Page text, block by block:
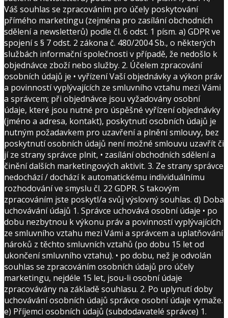
Váš souhlas se zpracováním pro účely poskytování
přímého marketingu (zejména pro zasílání obchodních
sdělení a newsletterů) podle čl. 6 odst. 1 písm. a) GDPR ve
spojení s § 7 odst. 2 zákona č. 480/2004 Sb., o některých
službách informační společnosti v případě, že nedošlo k
objednávce zboží nebo služby. 2. Účelem zpracování
osobních údajů je • vyřízení Vaší objednávky a výkon práv
a povinností vyplývajících ze smluvního vztahu mezi Vámi
a správcem; při objednávce jsou vyžadovány osobní
údaje, které jsou nutné pro úspěšné vyřízení objednávky
(jméno a adresa, kontakt), poskytnutí osobních údajů je
nutným požadavkem pro uzavření a plnění smlouvy, bez
poskytnutí osobních údajů není možné smlouvu uzavřít či
jí ze strany správce plnit, • zasílání obchodních sdělení a
činění dalších marketingových aktivit. 3. Ze strany správce
nedochází / dochází k automatickému individuálnímu
rozhodování ve smyslu čl. 22 GDPR. S takovým
zpracováním jste poskytl/a svůj výslovný souhlas. d) Doba
uchovávání údajů 1. Správce uchovává osobní údaje • po
dobu nezbytnou k výkonu práv a povinností vyplývajících
ze smluvního vztahu mezi Vámi a správcem a uplatňování
nároků z těchto smluvních vztahů (po dobu 15 let od
ukončení smluvního vztahu). • po dobu, než je odvolán
souhlas se zpracováním osobních údajů pro účely
marketingu, nejdéle 15 let, jsou-li osobní údaje
zpracovávány na základě souhlasu. 2. Po uplynutí doby
uchovávání osobních údajů správce osobní údaje vymaže.
e) Příjemci osobních údajů (subdodavatelé správce) 1.